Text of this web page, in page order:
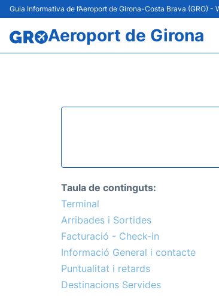
Guia Informativa de l’Aeroport de Girona-Costa Brava (GRO) -
Aeroport de Girona
Taula de continguts:
Terminal
Arribades i Sortides
Facturació - Check-in
Informació General i contacte
Puntualitat i retards
Destinacions Servides